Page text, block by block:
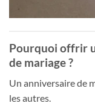
Pourquoi offrir
de mariage ?
Un anniversaire de
les autres.